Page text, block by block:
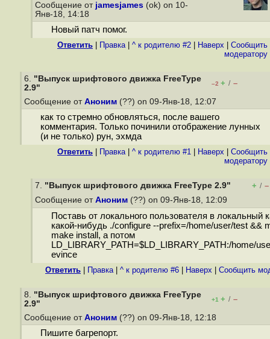
Сообщение от jamesjames (ok) on 10-
Янв-18, 14:18
Новый патч помог.
Ответить Правка| ^ к родителю #2 Наверх
Cообщить
модератору
6. "Выпуск шрифтового движка FreeType
2.9"
–2 + / –
Сообщение от Аноним (??) on 09-Янв-18, 12:07
как то стремно обновляться, после вашего
комментария. Только починили отображение лунных
(и не только) рун, эхмда
Ответить Правка| ^ к родителю #1 Наверх
Cообщить
модератору
7. "Выпуск шрифтового движка FreeType 2.9" + / –
Сообщение от Аноним (??) on 09-Янв-18, 12:09
Поставь от локального пользователя в локальный
какой-нибудь ./configure --prefix=/home/user/test &&
make install, а потом
LD_LIBRARY_PATH=$LD_LIBRARY_PATH:/home/
evince
Ответить Правка| ^ к родителю #6 Наверх Cообщить
8. "Выпуск шрифтового движка FreeType
2.9"
+1 + / –
Сообщение от Аноним (??) on 09-Янв-18, 12:18
Пишите багрепорт.